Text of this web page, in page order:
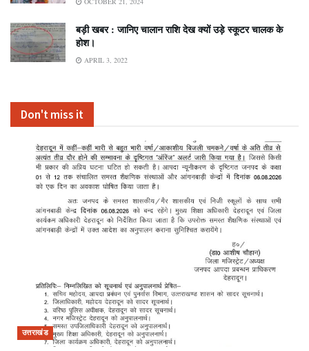
बड़ी खबर : जानिए चालान राशि देख क्यों उड़े स्कूटर चालक के
होश।
APRIL 3, 2022
Don't miss it
उत्तराखंड